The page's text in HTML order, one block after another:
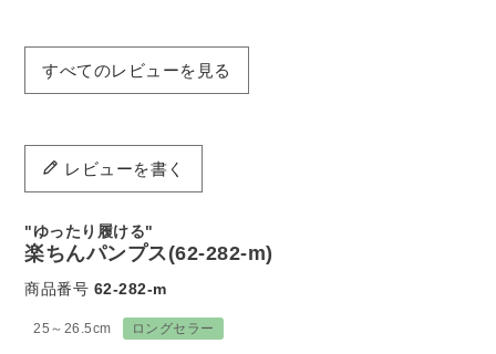
すべてのレビューを見る
レビューを書く
"ゆったり履ける"
楽ちんパンプス(62-282-m)
商品番号 62-282-m
25～26.5cm ロングセラー